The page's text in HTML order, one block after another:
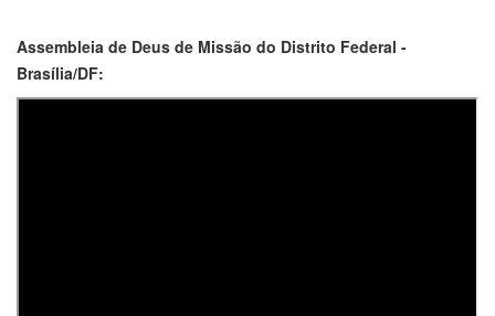
Assembleia de Deus de Missão do Distrito Federal -
Brasília/DF: